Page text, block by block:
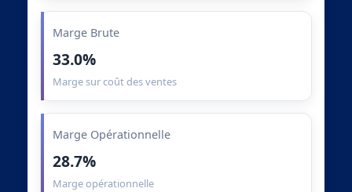
Marge Brute
33.0%
Marge sur coût des ventes
Marge Opérationnelle
28.7%
Marge opérationnelle